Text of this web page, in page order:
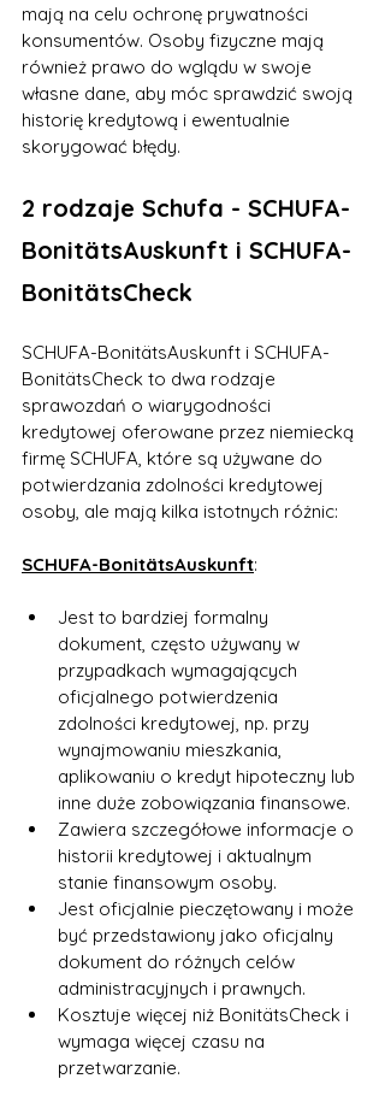
mają na celu ochronę prywatności
konsumentów. Osoby fizyczne mają
również prawo do wglądu w swoje
własne dane, aby móc sprawdzić swoją
historię kredytową i ewentualnie
skorygować błędy.
2 rodzaje Schufa - SCHUFA-
BonitätsAuskunft i SCHUFA-
BonitätsCheck
SCHUFA-BonitätsAuskunft i SCHUFA-
BonitätsCheck to dwa rodzaje
sprawozdań o wiarygodności
kredytowej oferowane przez niemiecką
firmę SCHUFA, które są używane do
potwierdzania zdolności kredytowej
osoby, ale mają kilka istotnych różnic:
SCHUFA-BonitätsAuskunft:
Jest to bardziej formalny
dokument, często używany w
przypadkach wymagających
oficjalnego potwierdzenia
zdolności kredytowej, np. przy
wynajmowaniu mieszkania,
aplikowaniu o kredyt hipoteczny lub
inne duże zobowiązania finansowe.
Zawiera szczegółowe informacje o
historii kredytowej i aktualnym
stanie finansowym osoby.
Jest oficjalnie pieczętowany i może
być przedstawiony jako oficjalny
dokument do różnych celów
administracyjnych i prawnych.
Kosztuje więcej niż BonitätsCheck i
wymaga więcej czasu na
przetwarzanie.